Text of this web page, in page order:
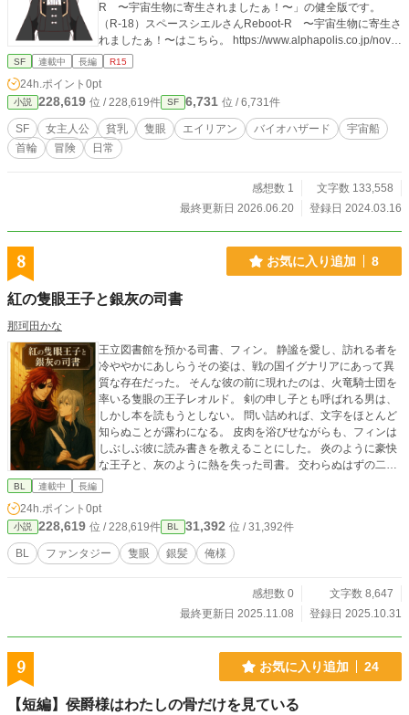
R 〜宇宙生物に寄生されましたぁ！〜」の健全版です。
（R-18）スペースシエルさんReboot-R 〜宇宙生物に寄生さ
れましたぁ！〜はこちら。 https://www.alphapolis.co.jp/nove
l/652357507/80907642 2026年4月27日 001話〜024話の内
SF 連載中 長編 R15
24h.ポイント 0pt
小説 228,619 位 / 228,619件 SF 6,731 位 / 6,731件
SF 女主人公 貧乳 隻眼 エイリアン バイオハザード
宇宙船
首輪
冒険 日常
感想数 1
文字数 133,558
最終更新日 2026.06.20
登録日 2024.03.16
8 お気に入り追加 8
紅の隻眼王子と銀灰の司書
那珂田かな
王立図書館を預かる司書、フィン。 静謐を愛し、訪れる者を
冷ややかにあしらうその姿は、戦の国イグナリアにあって異
質な存在だった。 そんな彼の前に現れたのは、火竜騎士団を
率いる隻眼の王子レオルド。 剣の申し子とも呼ばれる男は、
しかし本を読もうとしない。 問い詰めれば、文字をほとんど
知らぬことが露わになる。 皮肉を浴びせながらも、フィンは
しぶしぶ彼に読み書きを教えることにした。 炎のように豪快
な王子と、灰のように熱を失った司書。 交わらぬはずの二人
のやり取りは、やがて互いの心に揺らぎを生み、王国の未来
BL 連載中 長編
24h.ポイント 0pt
小説 228,619 位 / 228,619件 BL 31,392 位 / 31,392件
BL ファンタジー 隻眼 銀髪 俺様
感想数 0
文字数 8,647
最終更新日 2025.11.08
登録日 2025.10.31
9 お気に入り追加 24
【短編】侯爵様はわたしの骨だけを見ている